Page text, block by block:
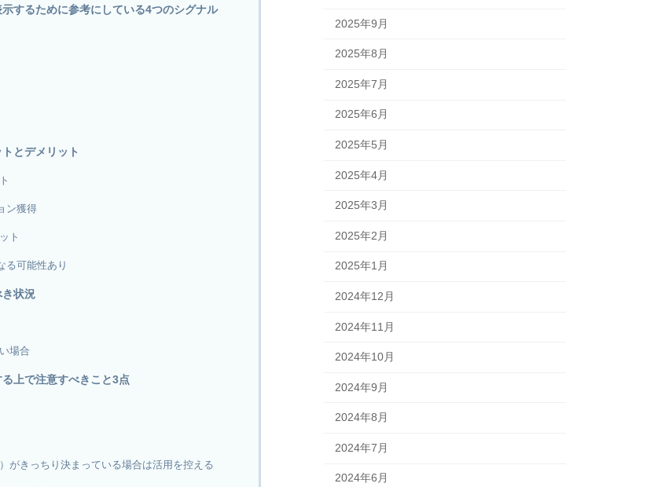
するために参考にしている4つのシグナル
とデメリット
ン獲得
ト
る可能性あり
状況
場合
上で注意すべきこと3点
がきっちり決まっている場合は活用を控える
2025年9月
2025年8月
2025年7月
2025年6月
2025年5月
2025年4月
2025年3月
2025年2月
2025年1月
2024年12月
2024年11月
2024年10月
2024年9月
2024年8月
2024年7月
2024年6月